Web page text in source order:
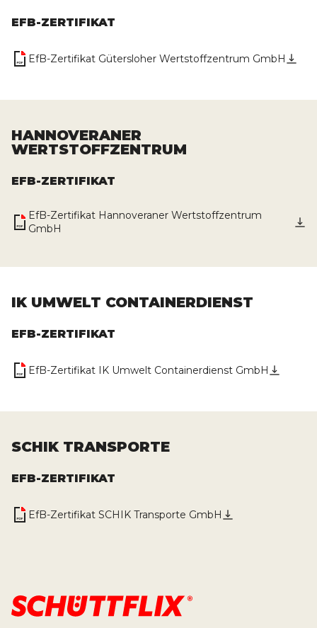
EFB-ZERTIFIKAT
EfB-Zertifikat Gütersloher Wertstoffzentrum GmbH
HANNOVERANER
WERTSTOFFZENTRUM
EFB-ZERTIFIKAT
EfB-Zertifikat Hannoveraner Wertstoffzentrum
GmbH
IK UMWELT CONTAINERDIENST
EFB-ZERTIFIKAT
EfB-Zertifikat IK Umwelt Containerdienst GmbH
SCHIK TRANSPORTE
EFB-ZERTIFIKAT
EfB-Zertifikat SCHIK Transporte GmbH